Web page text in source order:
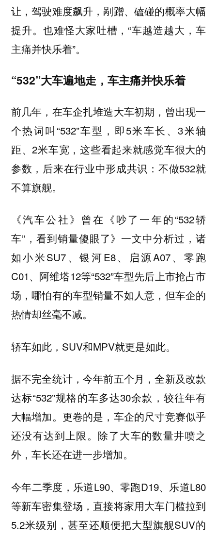
让，驾驶难度飙升，剐蹭、磕碰的概率大幅
提升。也难怪大家吐槽，“车越造越大，车
主痛并快乐着”。
“532”大车遍地走，车主痛并快乐着
前几年，在车企扎堆造大车初期，曾出现一
个热词叫“532”车型，即5米车长、3米轴
距、2米车宽，这些看起来就感觉车很大的
参数，后来在行业中形成共识：不做532就
不算旗舰。
《汽车公社》曾在《吵了一年的“532轿
车”，看到销量傻眼了》一文中分析过，诸
如小米SU7、银河E8、启源A07、零跑
C01、阿维塔12等“532”车型先后上市抢占市
场，哪怕有的车型销量不如人意，但车企的
热情却丝毫不减。
轿车如此，SUV和MPV就更是如此。
据不完全统计，今年前五个月，全新及改款
达标“532”规格的车多达30余款，较往年有
大幅增加。更卷的是，车企的尺寸竞赛似乎
还没有达到上限。除了大车的数量井喷之
外，车长还在进一步增加。
今年二季度，乐道L90、零跑D19、乐道L80
等新车密集登场，直接将家用大车门槛拉到
5.2米级别，甚至还顺便把大型旗舰SUV的